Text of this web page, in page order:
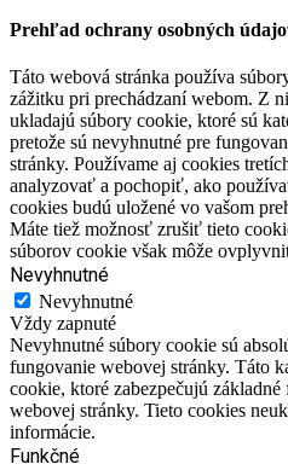
Prehľad ochrany osobných
Táto webová stránka používa
zážitku pri prechádzaní webom. Z
ukladajú súbory cookie, ktoré sú
pretože sú nevyhnutné pre
stránky. Používame aj cookies
analyzovať a pochopiť, ako
cookies budú uložené vo vašom
Máte tiež možnosť zrušiť tieto
súborov cookie však môže
Nevyhnutné
Nevyhnutné
Vždy zapnuté
Nevyhnutné súbory cookie sú
fungovanie webovej stránky. Táto
cookie, ktoré zabezpečujú
webovej stránky. Tieto cookies
informácie.
Funkčné